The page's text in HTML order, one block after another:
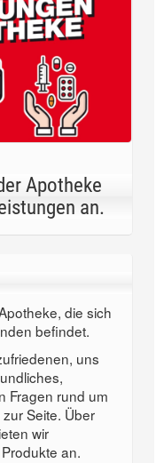
Apotheke
an.
die sich
befindet.
uns
Fragen rund um
Seite. Über
wir
an.